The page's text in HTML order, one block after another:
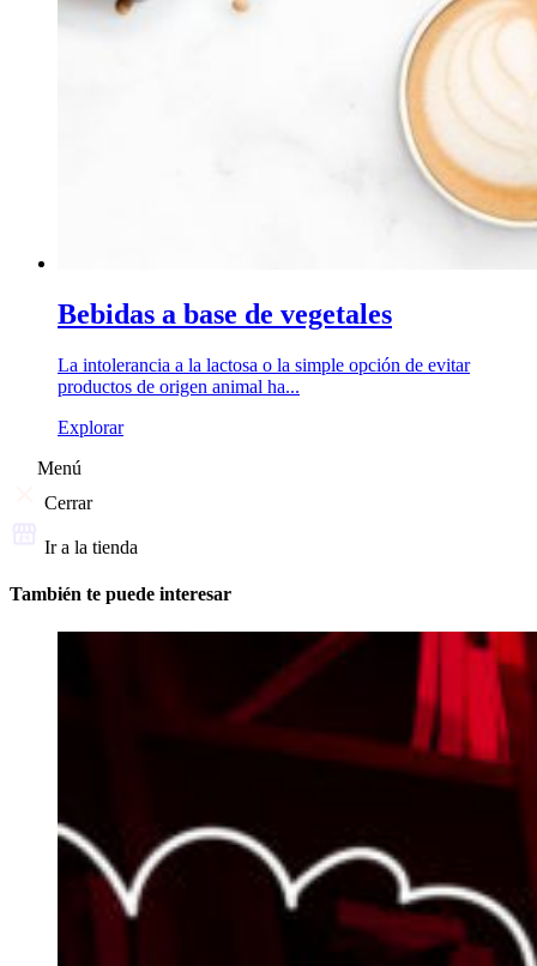
Bebidas a base de vegetales
La intolerancia a la lactosa o la simple opción de evitar
productos de origen animal ha...
Explorar
Menú
Cerrar
Ir a la tienda
También te puede interesar